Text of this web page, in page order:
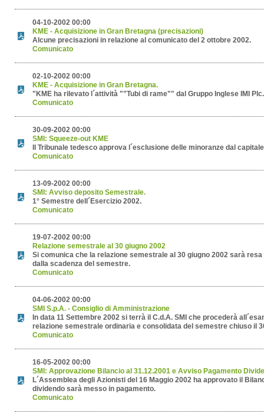
04-10-2002 00:00
KME - Acquisizione in Gran Bretagna (precisazioni)
Alcune precisazioni in relazione al comunicato del 2 ottobre 2002.
Comunicato
02-10-2002 00:00
KME - Acquisizione in Gran Bretagna.
"KME ha rilevato l´attività ""Tubi di rame"" dal Gruppo Inglese IMI
Comunicato
30-09-2002 00:00
SMI: Squeeze-out KME
Il Tribunale tedesco approva l´esclusione delle minoranze dal
Comunicato
13-09-2002 00:00
SMI: Avviso deposito Semestrale.
1° Semestre dell´Esercizio 2002.
Comunicato
19-07-2002 00:00
Relazione semestrale al 30 giugno 2002
Si comunica che la relazione semestrale al 30 giugno 2002 sarà
dalla scadenza del semestre.
Comunicato
04-06-2002 00:00
SMI S.p.A. - Consiglio di Amministrazione
In data 11 Settembre 2002 si terrà il C.d.A. SMI che procederà
relazione semestrale ordinaria e consolidata del semestre chiuso il
Comunicato
16-05-2002 00:00
SMI: Approvazione Bilancio al 31.12.2001 e Avviso Pagamento
L´Assemblea degli Azionisti del 16 Maggio 2002 ha approvato il
dividendo sarà messo in pagamento.
Comunicato